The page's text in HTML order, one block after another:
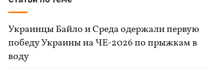
Украинцы Байло и Среда одержали первую
победу Украины на ЧЕ-2026 по прыжкам в
воду